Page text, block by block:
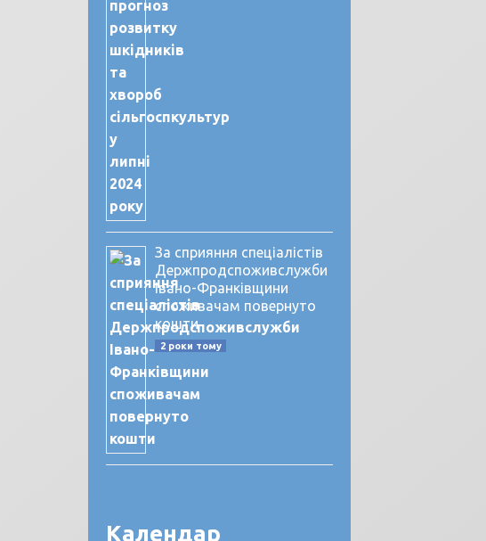
За сприяння спеціалістів
Держпродспоживслужби
Івано-Франківщини
споживачам повернуто
кошти
2 роки тому
Календар